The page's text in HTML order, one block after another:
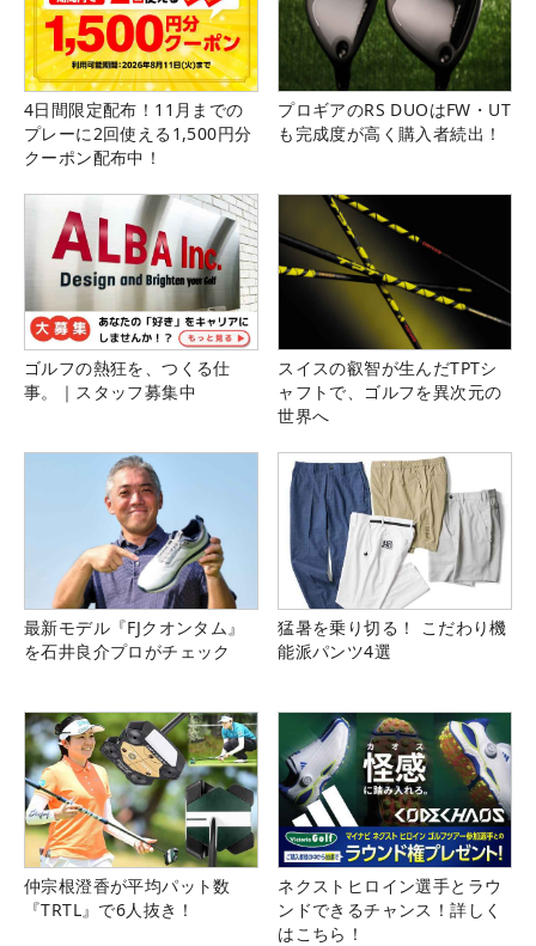
4日間限定配布！11月までの
プレーに2回使える1,500円分
クーポン配布中！
プロギアのRS DUOはFW・UT
も完成度が高く購入者続出！
ゴルフの熱狂を、つくる仕
事。｜スタッフ募集中
スイスの叡智が生んだTPTシ
ャフトで、ゴルフを異次元の
世界へ
最新モデル『FJクオンタム』
を石井良介プロがチェック
猛暑を乗り切る！ こだわり機
能派パンツ4選
仲宗根澄香が平均パット数
『TRTL』で6人抜き！
ネクストヒロイン選手とラウ
ンドできるチャンス！詳しく
はこちら！